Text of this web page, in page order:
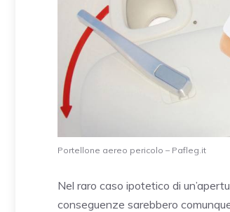
Portellone aereo pericolo – Pafleg.it
Nel raro caso ipotetico di
conseguenze sarebbero